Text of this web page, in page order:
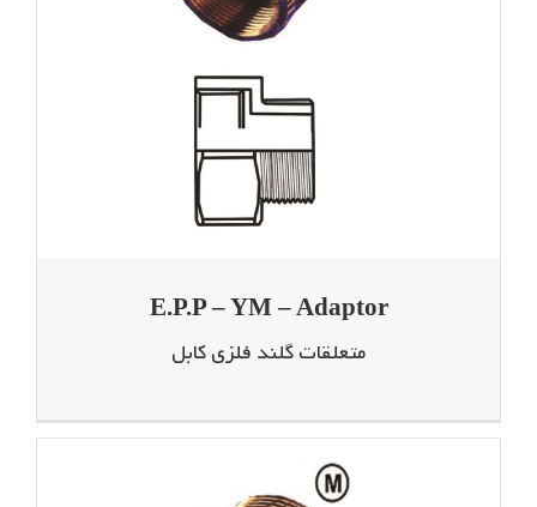
E.P.P – YM – Adaptor
متعلقات گلند فلزی کابل